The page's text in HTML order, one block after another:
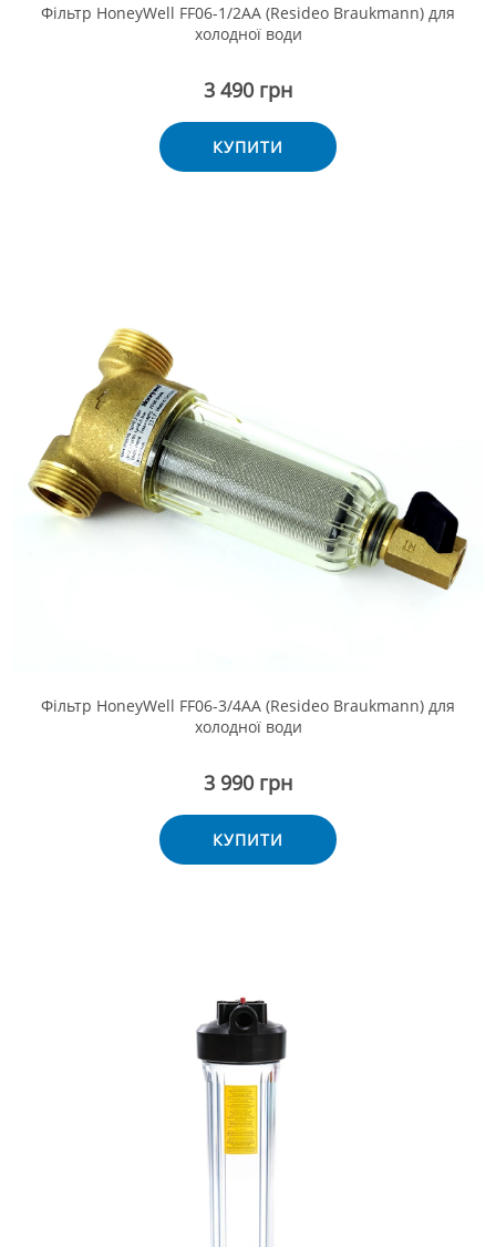
Фільтр HoneyWell FF06-1/2AA (Resideo Braukmann) для
холодної води
3 490 грн
КУПИТИ
Фільтр HoneyWell FF06-3/4AA (Resideo Braukmann) для
холодної води
3 990 грн
КУПИТИ